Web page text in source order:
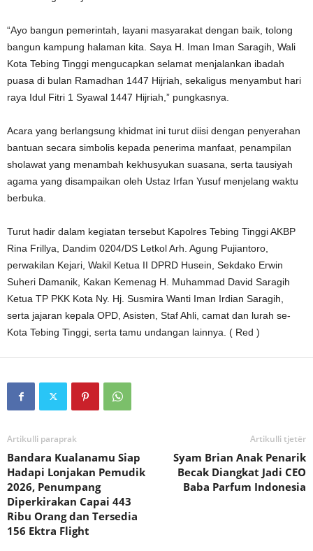
“Ayo bangun pemerintah, layani masyarakat dengan baik, tolong
bangun kampung halaman kita. Saya H. Iman Iman Saragih, Wali
Kota Tebing Tinggi mengucapkan selamat menjalankan ibadah
puasa di bulan Ramadhan 1447 Hijriah, sekaligus menyambut hari
raya Idul Fitri 1 Syawal 1447 Hijriah,” pungkasnya.
Acara yang berlangsung khidmat ini turut diisi dengan penyerahan
bantuan secara simbolis kepada penerima manfaat, penampilan
sholawat yang menambah kekhusyukan suasana, serta tausiyah
agama yang disampaikan oleh Ustaz Irfan Yusuf menjelang waktu
berbuka.
Turut hadir dalam kegiatan tersebut Kapolres Tebing Tinggi AKBP
Rina Frillya, Dandim 0204/DS Letkol Arh. Agung Pujiantoro,
perwakilan Kejari, Wakil Ketua II DPRD Husein, Sekdako Erwin
Suheri Damanik, Kakan Kemenag H. Muhammad David Saragih
Ketua TP PKK Kota Ny. Hj. Susmira Wanti Iman Irdian Saragih,
serta jajaran kepala OPD, Asisten, Staf Ahli, camat dan lurah se-
Kota Tebing Tinggi, serta tamu undangan lainnya. ( Red )
Artikulli paraprak
Bandara Kualanamu Siap
Hadapi Lonjakan Pemudik
2026, Penumpang
Diperkirakan Capai 443
Ribu Orang dan Tersedia
156 Ektra Flight
Artikulli tjetër
Syam Brian Anak Penarik
Becak Diangkat Jadi CEO
Baba Parfum Indonesia